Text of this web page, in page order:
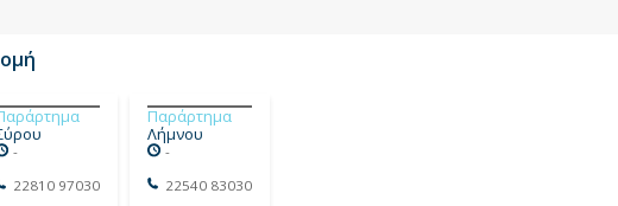
-
22810 97030
Παράρτημα
Λήμνου
-
22540 83030